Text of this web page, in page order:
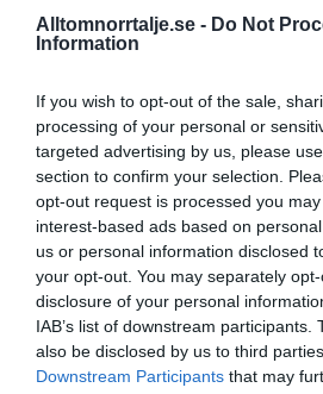
Alltomnorrtalje.se - Do Not
Information
If you wish to opt-out of the sale,
processing of your personal or
targeted advertising by us, please
section to confirm your selection.
opt-out request is processed you
interest-based ads based on
us or personal information disclosed
your opt-out. You may separately
disclosure of your personal
IAB’s list of downstream participants.
also be disclosed by us to third
Downstream Participants that may
Panthalassa Åre AB
fastighetsförvaltning i
NYA BOLAG
Nytt
Norrtälje
25/3 NYA BOLAG
Trålen 24 AB registrerat
18/3 NYA BOLAG
NordHem Måleri AB
måleriföretag i Norrtälje